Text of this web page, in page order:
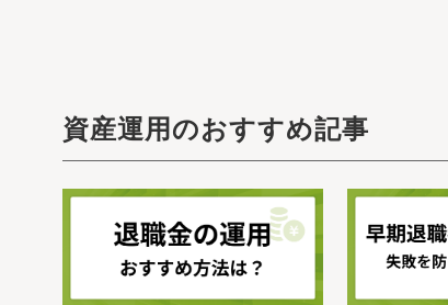
資産運用のおすすめ記事